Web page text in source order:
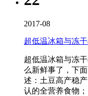
2017-08
超低温冰箱与冻
超低温冰箱与冻
么新鲜事了，下
述：土豆高产稳
认的全营养食物